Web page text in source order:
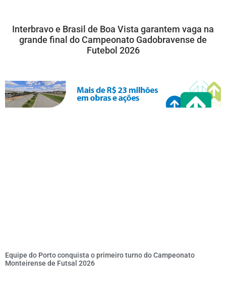
Interbravo e Brasil de Boa Vista garantem vaga na
grande final do Campeonato Gadobravense de
Futebol 2026
Equipe do Porto conquista o primeiro turno do Campeonato
Monteirense de Futsal 2026